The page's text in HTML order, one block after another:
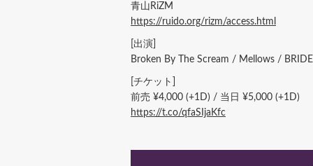
青山RiZM
https://ruido.org/rizm/access.html
[出演]
Broken By The Scream / Mellows /
[チケット]
前売 ¥4,000 (+1D) / 当日 ¥5,000 (+1D)
https://t.co/qfaSIjaKfc